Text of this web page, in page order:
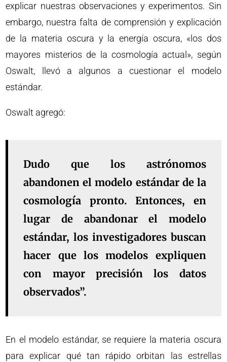
explicar nuestras observaciones y experimentos. Sin
embargo, nuestra falta de comprensión y explicación
de la materia oscura y la energía oscura, «los dos
mayores misterios de la cosmología actual», según
Oswalt, llevó a algunos a cuestionar el modelo
estándar.
Oswalt agregó:
Dudo que los astrónomos
abandonen el modelo estándar de la
cosmología pronto. Entonces, en
lugar de abandonar el modelo
estándar, los investigadores buscan
hacer que los modelos expliquen
con mayor precisión los datos
observados”.
En el modelo estándar, se requiere la materia oscura
para explicar qué tan rápido orbitan las estrellas